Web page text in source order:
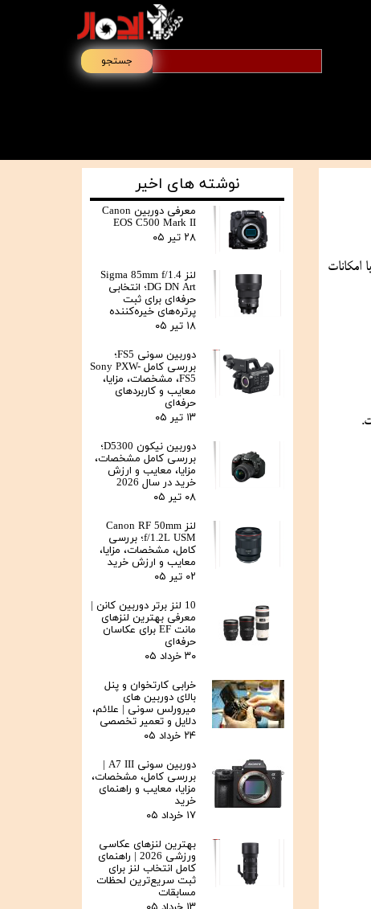
جستجو
نوشته های اخیر
معرفی دوربین Canon
EOS C500 Mark II
۲۸ تیر ۰۵
لنز Sigma 85mm f/1.4
DG DN Art؛ انتخابی
حرفه‌ای برای ثبت
پرتره‌های خیره‌کننده
۱۸ تیر ۰۵
دوربین سونی FS5؛
بررسی کامل Sony PXW-
FS5، مشخصات، مزایا،
معایب و کاربردهای
حرفه‌ای
۱۳ تیر ۰۵
دوربین نیکون D5300؛
بررسی کامل مشخصات،
مزایا، معایب و ارزش
خرید در سال 2026
۰۸ تیر ۰۵
لنز Canon RF 50mm
f/1.2L USM؛ بررسی
کامل، مشخصات، مزایا،
معایب و ارزش خرید
۰۲ تیر ۰۵
10 لنز برتر دوربین کانن |
معرفی بهترین لنزهای
مانت EF برای عکاسان
حرفه‌ای
۳۰ خرداد ۰۵
خرابی کارتخوان و پنل
بالای دوربین‌ های
میرورلس سونی | علائم،
دلایل و تعمیر تخصصی
۲۴ خرداد ۰۵
بررسی کامل، مشخصات،
مزایا، معایب و راهنمای
خرید
۱۷ خرداد ۰۵
بهترین لنزهای عکاسی
ورزشی 2026 | راهنمای
کامل انتخاب لنز برای
ثبت سریع‌ترین لحظات
مسابقات